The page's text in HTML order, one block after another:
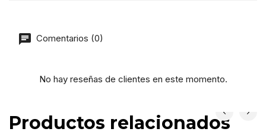
Comentarios (0)
No hay reseñas de clientes en este momento.
Productos relacionados